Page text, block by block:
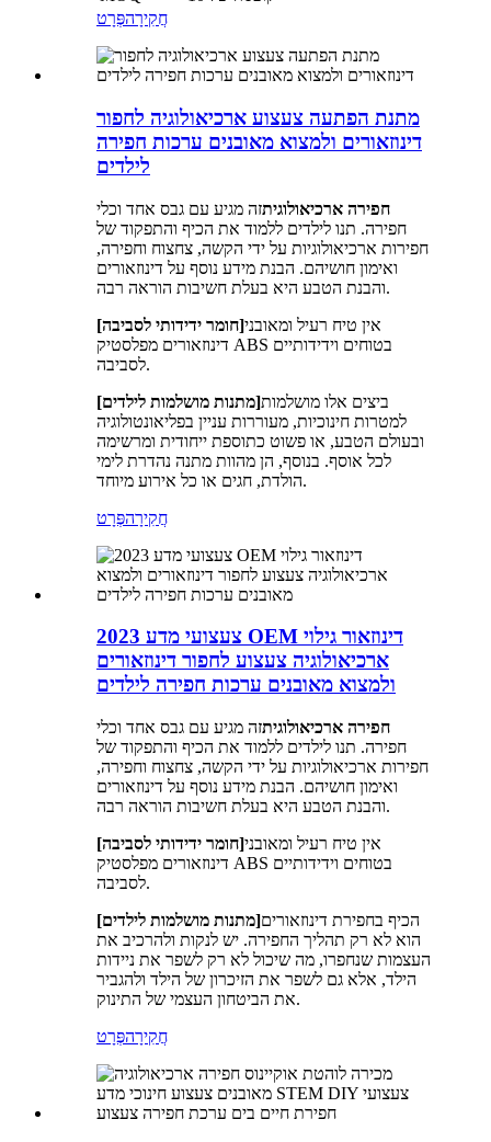
חֲקִירָהפְּרָט
מתנת הפתעה צעצוע ארכיאולוגיה לחפור
דינוזאורים ולמצוא מאובנים ערכות חפירה
לילדים
חפירה ארכיאולוגיתזה מגיע עם גבס אחד וכלי
חפירה. תנו לילדים ללמוד את הכיף והתפקוד של
חפירות ארכיאולוגיות על ידי הקשה, צחצוח וחפירה,
ואימון חושיהם. הבנת מידע נוסף על דינוזאורים
והבנת הטבע היא בעלת חשיבות הוראה רבה.
[חומר ידידותי לסביבה]אין טיח רעיל ומאובני
דינוזאורים מפלסטיק ABS בטוחים וידידותיים
לסביבה.
[מתנות מושלמות לילדים]ביצים אלו מושלמות
למטרות חינוכיות, מעוררות עניין בפליאונטולוגיה
ובעולם הטבע, או פשוט כתוספת ייחודית ומרשימה
לכל אוסף. בנוסף, הן מהוות מתנה נהדרת לימי
הולדת, חגים או כל אירוע מיוחד.
חֲקִירָהפְּרָט
2023 צעצועי מדע OEM דינוזאור גילוי
ארכיאולוגיה צעצוע לחפור דינוזאורים
ולמצוא מאובנים ערכות חפירה לילדים
חפירה ארכיאולוגיתזה מגיע עם גבס אחד וכלי
חפירה. תנו לילדים ללמוד את הכיף והתפקוד של
חפירות ארכיאולוגיות על ידי הקשה, צחצוח וחפירה,
ואימון חושיהם. הבנת מידע נוסף על דינוזאורים
והבנת הטבע היא בעלת חשיבות הוראה רבה.
[חומר ידידותי לסביבה]אין טיח רעיל ומאובני
דינוזאורים מפלסטיק ABS בטוחים וידידותיים
לסביבה.
[מתנות מושלמות לילדים]הכיף בחפירת דינוזאורים
הוא לא רק תהליך החפירה. יש לנקות ולהרכיב את
העצמות שנחפרו, מה שיכול לא רק לשפר את ניידות
הילד, אלא גם לשפר את הזיכרון של הילד ולהגביר
את הביטחון העצמי של התינוק.
חֲקִירָהפְּרָט